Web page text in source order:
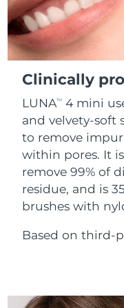
Clinically
LUNATM 4 mini
and velvety-soft
to remove
within pores. It
remove 99% of
residue, and is
brushes with
Based on third-
For
18% PAP
Cosmétiques
Acheter tout
FOREO APP
À PROPROS
Israël
Italie
Japon
Jersey
Kazakhstan
Koweït
Lettonie
Liban